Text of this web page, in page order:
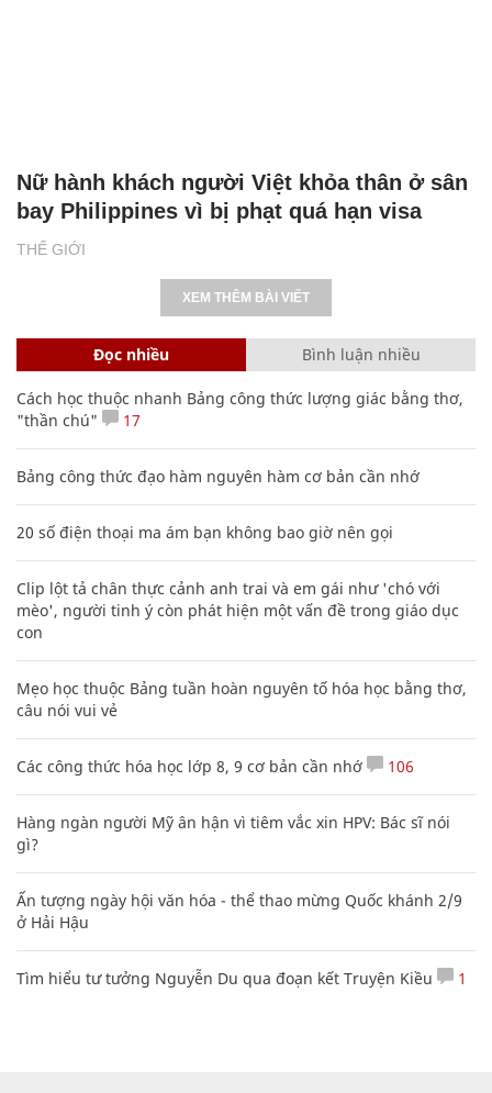
THẾ GIỚI
Nữ hành khách người Việt khỏa thân ở sân
bay Philippines vì bị phạt quá hạn visa
XEM THÊM BÀI VIẾT
Đọc nhiều Bình luận nhiều
Cách học thuộc nhanh Bảng công thức lượng giác bằng thơ,
"thần chú"
17
Bảng công thức đạo hàm nguyên hàm cơ bản cần nhớ
20 số điện thoại ma ám bạn không bao giờ nên gọi
Clip lột tả chân thực cảnh anh trai và em gái như 'chó với
mèo', người tinh ý còn phát hiện một vấn đề trong giáo dục
con
Mẹo học thuộc Bảng tuần hoàn nguyên tố hóa học bằng thơ,
câu nói vui vẻ
Các công thức hóa học lớp 8, 9 cơ bản cần nhớ 106
Hàng ngàn người Mỹ ân hận vì tiêm vắc xin HPV: Bác sĩ nói
gì?
Ấn tượng ngày hội văn hóa - thể thao mừng Quốc khánh 2/9
ở Hải Hậu
Tìm hiểu tư tưởng Nguyễn Du qua đoạn kết Truyện Kiều 1